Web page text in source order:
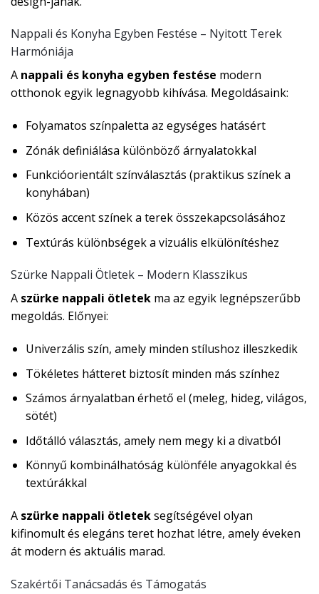
Nappali és Konyha Egyben Festése – Nyitott Terek
Harmóniája
A nappali és konyha egyben festése modern
otthonok egyik legnagyobb kihívása. Megoldásaink:
Folyamatos színpaletta az egységes hatásért
Zónák definiálása különböző árnyalatokkal
Funkcióorientált színválasztás (praktikus színek a
konyhában)
Közös accent színek a terek összekapcsolásához
Textúrás különbségek a vizuális elkülönítéshez
Szürke Nappali Ötletek – Modern Klasszikus
A szürke nappali ötletek ma az egyik legnépszerűbb
megoldás. Előnyei:
Univerzális szín, amely minden stílushoz illeszkedik
Tökéletes hátteret biztosít minden más színhez
Számos árnyalatban érhető el (meleg, hideg, világos,
sötét)
Időtálló választás, amely nem megy ki a divatból
Könnyű kombinálhatóság különféle anyagokkal és
textúrákkal
A szürke nappali ötleteksegítségével olyan
kifinomult és elegáns teret hozhat létre, amely éveken
át modern és aktuális marad.
Szakértői Tanácsadás és Támogatás